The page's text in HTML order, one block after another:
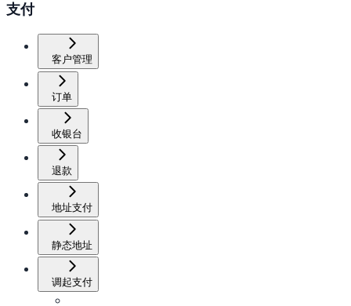
支付
客户管理
订单
收银台
退款
地址支付
静态地址
调起支付